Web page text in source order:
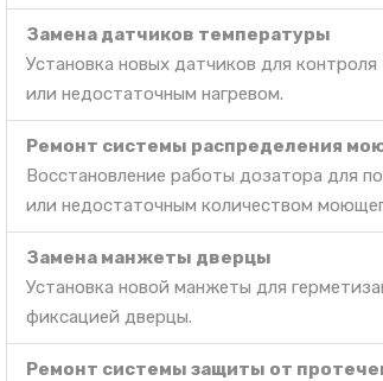
Замена датчиков температуры
Установка новых датчиков для
или недостаточным нагревом.
Ремонт системы распределения
Восстановление работы дозатора для
или недостаточным количеством
Замена манжеты дверцы
Установка новой манжеты для
фиксацией дверцы.
Ремонт системы защиты от